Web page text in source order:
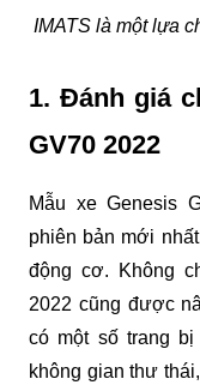
IMATS là một lựa
1. Đánh giá
GV70 2022
Mẫu xe Genesis
phiên bản mới
động cơ. Không
2022 cũng được
có một số trang
không gian thư